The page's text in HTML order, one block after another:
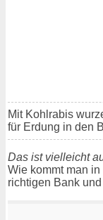
Mit Kohlrabis
für Erdung in den
Das ist vielleicht
Wie kommt man
richtigen Bank